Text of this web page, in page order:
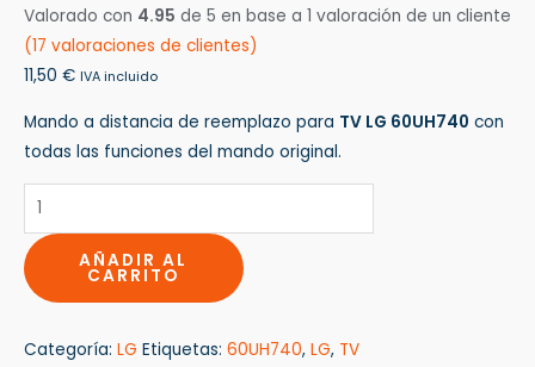
Valorado con 4.95 de 5 en base a 1 valoración de un cliente
(17 valoraciones de clientes)
11,50 € IVA incluido
Mando a distancia de reemplazo para TV LG 60UH740 con
todas las funciones del mando original.
AÑADIR AL
CARRITO
Categoría: LG Etiquetas: 60UH740, LG, TV